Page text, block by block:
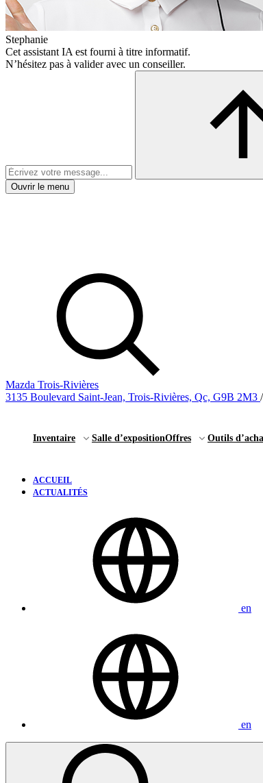
Stephanie
Cet assistant IA est fourni à titre informatif.
N’hésitez pas à valider avec un conseiller.
Ouvrir le menu
Mazda Trois-Rivières
3135 Boulevard Saint-Jean, Trois-Rivières, Qc, G9B 2M3 /
Inventaire Salle d’expositionOffres Outils
ACCUEIL
ACTUALITÉS
en
en